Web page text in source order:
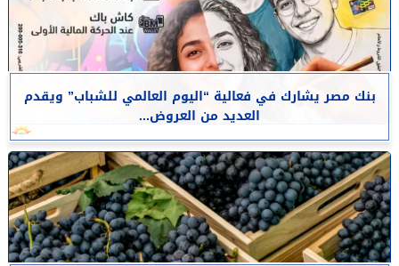
بنك مصر يشارك في فعالية “اليوم العالمي للشباب” ويقدم
العديد من العروض...